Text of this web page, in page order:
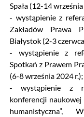
Spała (12-14
- wystąpienie z
Zakładów Prawa
Białystok (2-3
- wystąpienie z
Spotkań z Prawem
(6-8 września 2024 r.);
- wystąpienie z
konferencji naukowej
humanistyczna”,